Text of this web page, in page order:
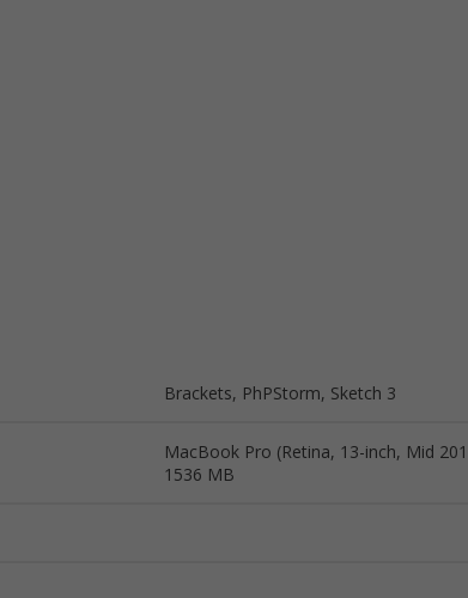
Brackets, PhPStorm, Sketch 3
MacBook Pro (Retina, 13-inch, Mid
1536 MB